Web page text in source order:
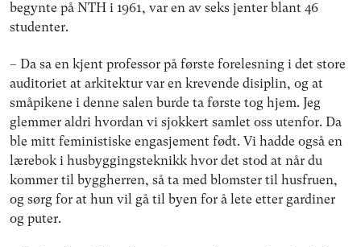
begynte på NTH i 1961, var en av seks jenter blant 46
studenter.
– Da sa en kjent professor på første forelesning i det store
auditoriet at arkitektur var en krevende disiplin, og at
småpikene i denne salen burde ta første tog hjem. Jeg
glemmer aldri hvordan vi sjokkert samlet oss utenfor. Da
ble mitt feministiske engasjement født. Vi hadde også en
lærebok i husbyggingsteknikk hvor det stod at når du
kommer til byggherren, så ta med blomster til husfruen,
og sørg for at hun vil gå til byen for å lete etter gardiner
og puter.